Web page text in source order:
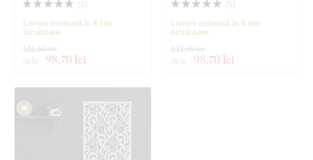
( 1 )
Livrare estimată în 4 zile
lucrătoare
de la 98,70 lei
131,60 lei
( 5)
Livrare estimată în 4 zile
lucrătoare
de la 98,70 lei
131,60 lei